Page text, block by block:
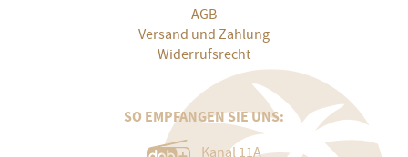
AGB
Versand und Zahlung
Widerrufsrecht
SO EMPFANGEN SIE UNS:
Kanal 11A